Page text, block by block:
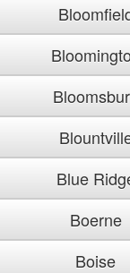
Blue
Boerne
Boise